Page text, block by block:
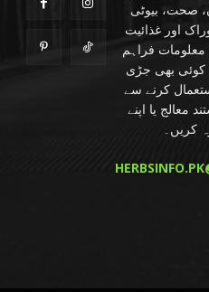
صحت، بیوٹی
اور غذائیت
فراہم
بھی جڑی
کرنے سے
معالج یا اپنے
کریں۔